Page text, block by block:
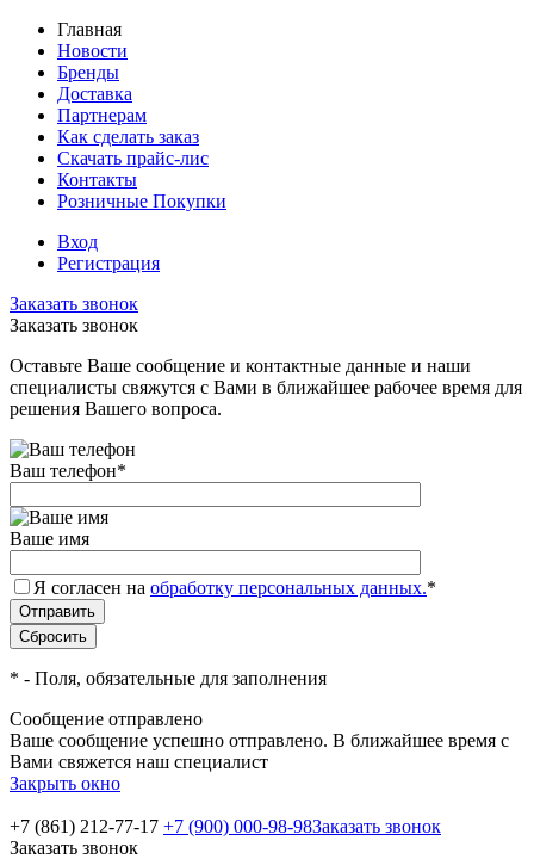
Главная
Новости
Бренды
Доставка
Партнерам
Как сделать заказ
Скачать прайс-лис
Контакты
Розничные Покупки
Вход
Регистрация
Заказать звонок
Заказать звонок
Оставьте Ваше сообщение и контактные данные и наши
специалисты свяжутся с Вами в ближайшее рабочее время для
решения Вашего вопроса.
Ваш телефон*
Ваше имя
Я согласен на обработку персональных данных.*
* - Поля, обязательные для заполнения
Сообщение отправлено
Ваше сообщение успешно отправлено. В ближайшее время с
Вами свяжется наш специалист
Закрыть окно
+7 (861) 212-77-17 +7 (900) 000-98-98Заказать звонок
Заказать звонок